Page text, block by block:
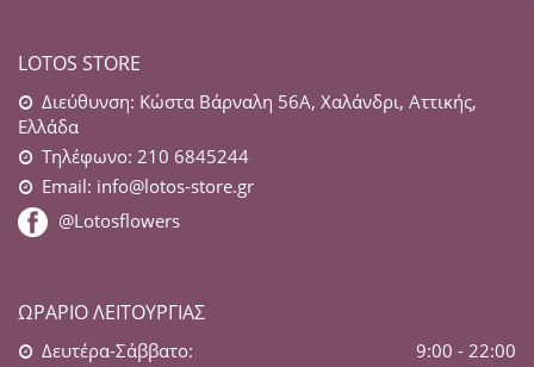
LOTOS STORE
Διεύθυνση: Κώστα Βάρναλη 56Α, Χαλάνδρι, Αττικής,
Ελλάδα
Τηλέφωνο: 210 6845244
Email: info@lotos-store.gr
@Lotosflowers
ΩΡΆΡΙΟ ΛΕΙΤΟΥΡΓΊΑΣ
Δευτέρα-Σάββατο:
9:00 - 22:00